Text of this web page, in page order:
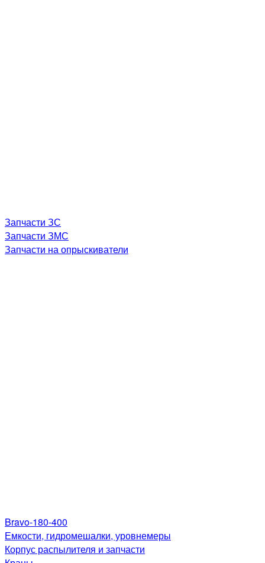
Запчасти ЗС
Запчасти ЗМС
Запчасти на опрыскиватели
Bravo-180-400
Емкости, гидромешалки, уровнемеры
Корпус распылителя и запчасти